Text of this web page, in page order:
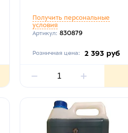
Получить персональные
условия
Артикул: 830879
Розничная цена: 2 393 руб